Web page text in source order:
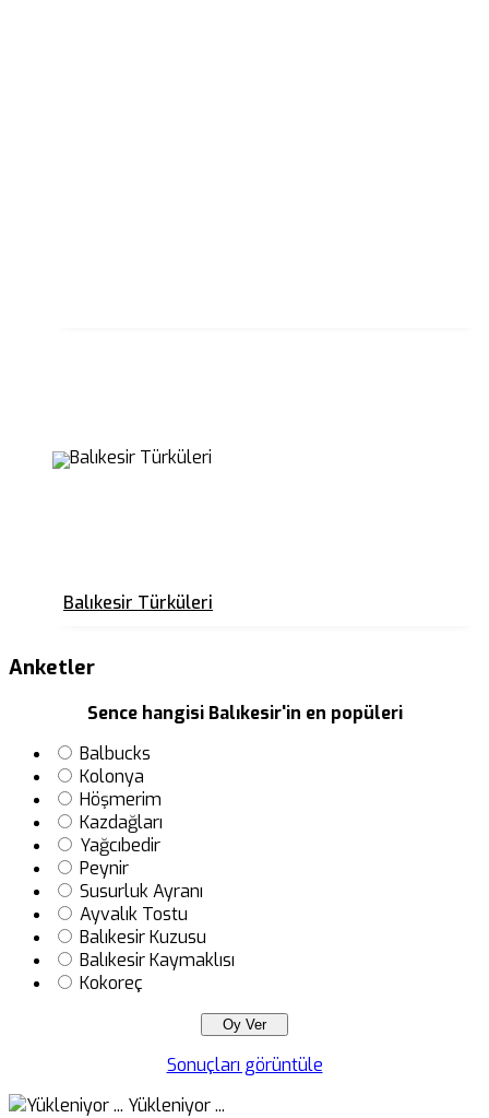
Balıkesir Türküleri
Anketler
Sence hangisi Balıkesir'in en popüleri
Balbucks
Kolonya
Höşmerim
Kazdağları
Yağcıbedir
Peynir
Susurluk Ayranı
Ayvalık Tostu
Balıkesir Kuzusu
Balıkesir Kaymaklısı
Kokoreç
Sonuçları görüntüle
Yükleniyor ...